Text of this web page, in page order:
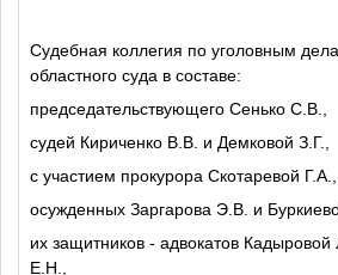
Судебная коллегия по уголовным
областного суда в составе:
председательствующего Сенько С.В.,
судей Кириченко В.В. и Демковой З.Г.,
с участием прокурора Скотаревой Г.А.,
осужденных Заргарова Э.В. и
их защитников - адвокатов
Е.Н.,